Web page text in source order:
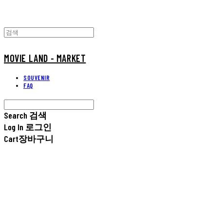
MOVIE LAND - MARKET
SOUVENIR
FAQ
Search 검색
Log In 로그인
Cart장바구니